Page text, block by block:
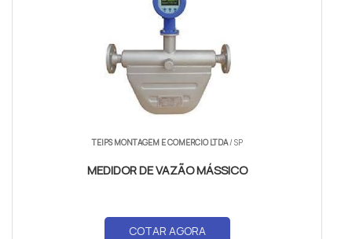
TEIPS MONTAGEM E COMERCIO LTDA/ SP
MEDIDOR DE VAZÃO MÁSSICO
COTAR AGORA